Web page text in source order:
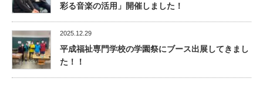
彩る音楽の活用」開催しました！
2025.12.29
平成福祉専門学校の学園祭にブース出展してきまし
た！！